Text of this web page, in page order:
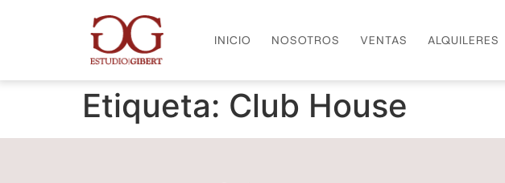
INICIO NOSOTROS VENTAS ALQUILERES
Etiqueta: Club House